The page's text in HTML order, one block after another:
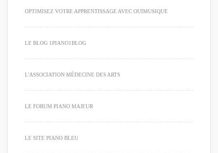
OPTIMISEZ VOTRE APPRENTISSAGE AVEC OUIMUSIQUE
LE BLOG 1PIANO1BLOG
L'ASSOCIATION MÉDECINE DES ARTS
LE FORUM PIANO MAJEUR
LE SITE PIANO BLEU